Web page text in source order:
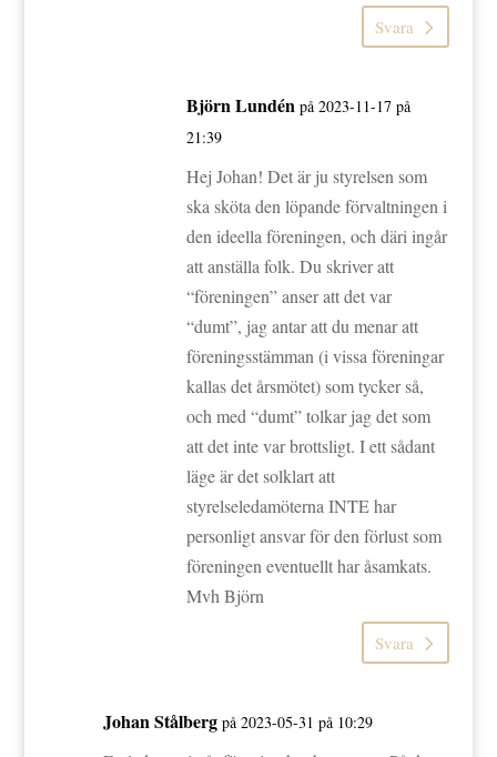
Svara
Björn Lundén på 2023-11-17 på
21:39
Hej Johan! Det är ju styrelsen som
ska sköta den löpande förvaltningen i
den ideella föreningen, och däri ingår
att anställa folk. Du skriver att
“föreningen” anser att det var
“dumt”, jag antar att du menar att
föreningsstämman (i vissa föreningar
kallas det årsmötet) som tycker så,
och med “dumt” tolkar jag det som
att det inte var brottsligt. I ett sådant
läge är det solklart att
styrelseledamöterna INTE har
personligt ansvar för den förlust som
föreningen eventuellt har åsamkats.
Mvh Björn
Svara
Johan Stålberg på 2023-05-31 på 10:29